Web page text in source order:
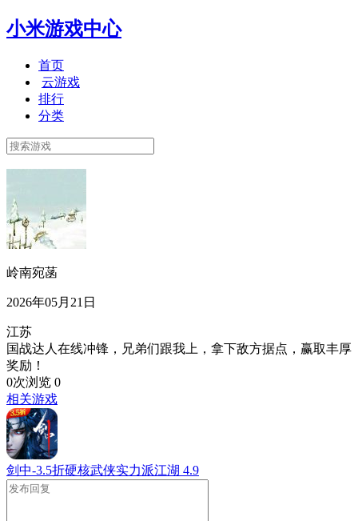
小米游戏中心
首页
云游戏
排行
分类
岭南宛菡
2026年05月21日
江苏
国战达人在线冲锋，兄弟们跟我上，拿下敌方据点，赢取丰厚
奖励！
0次浏览 0
相关游戏
剑中-3.5折硬核武侠实力派江湖 4.9